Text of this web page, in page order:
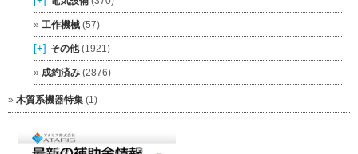
工作機械 (57)
[+] その他(1921)
成約済み (2876)
木質系機器特集 (1)